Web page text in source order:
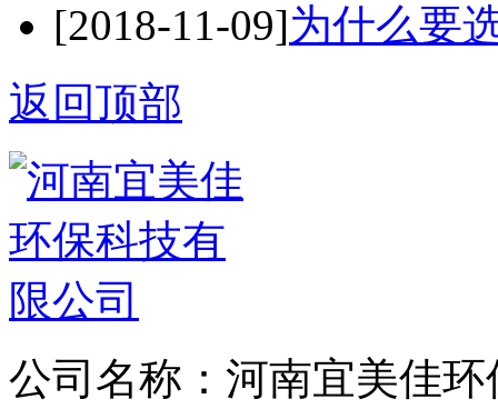
[2018-11-09]为什么要
返回顶部
公司名称：河南宜美佳